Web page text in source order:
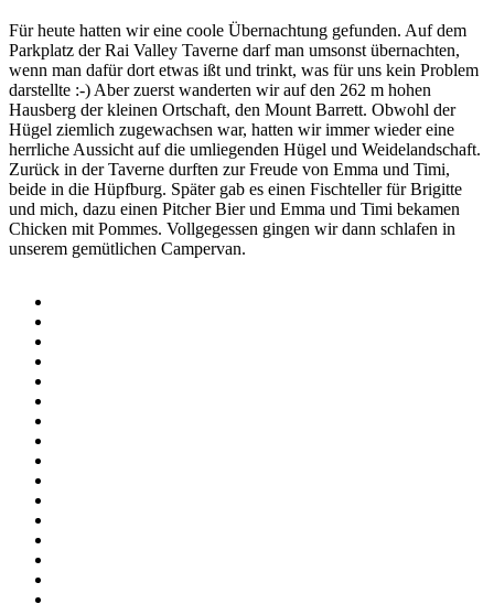
Für heute hatten wir eine coole Übernachtung gefunden. Auf dem
Parkplatz der Rai Valley Taverne darf man umsonst übernachten,
wenn man dafür dort etwas ißt und trinkt, was für uns kein Problem
darstellte :-) Aber zuerst wanderten wir auf den 262 m hohen
Hausberg der kleinen Ortschaft, den Mount Barrett. Obwohl der
Hügel ziemlich zugewachsen war, hatten wir immer wieder eine
herrliche Aussicht auf die umliegenden Hügel und Weidelandschaft.
Zurück in der Taverne durften zur Freude von Emma und Timi,
beide in die Hüpfburg. Später gab es einen Fischteller für Brigitte
und mich, dazu einen Pitcher Bier und Emma und Timi bekamen
Chicken mit Pommes. Vollgegessen gingen wir dann schlafen in
unserem gemütlichen Campervan.